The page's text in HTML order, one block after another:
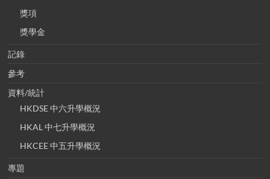
獎項
獎學金
記錄
參考
資料/統計
HKDSE 中六升學概況
HKAL 中七升學概況
HKCEE 中五升學概況
專題